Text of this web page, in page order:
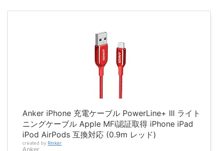
Anker iPhone 充電ケーブル PowerLine+ III ライト
ニングケーブル Apple MFi認証取得 iPhone iPad
iPod AirPods 互換対応 (0.9m レッド)
created by Rinker
Anker